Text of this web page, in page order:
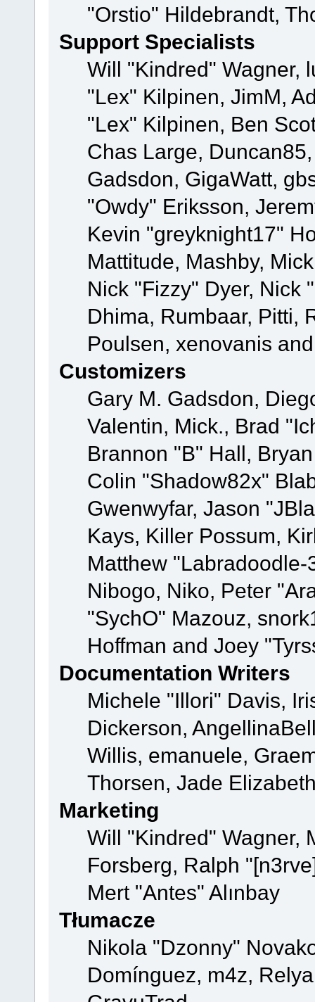
"Orstio" Hildebrandt,
Support Specialists
Will "Kindred" Wagner,
"Lex" Kilpinen, JimM,
"Lex" Kilpinen, Ben
Chas Large,
Gadsdon, GigaWatt,
"Owdy" Eriksson,
Kevin "greyknight17"
Mattitude, Mashby,
Nick "Fizzy" Dyer, Nick
Dhima, Rumbaar, Pitti,
Poulsen, xenovanis
Customizers
Gary M. Gadsdon,
Valentin, Mick., Brad
Brannon "B" Hall,
Colin "Shadow82x"
Gwenwyfar, Jason
Kays, Killer Possum,
Matthew
Nibogo, Niko, Peter
"SychO" Mazouz,
Hoffman and Joey
Documentation Writers
Michele "Illori" Davis,
Dickerson,
Willis, emanuele,
Thorsen, Jade
Marketing
Will "Kindred" Wagner,
Forsberg, Ralph
Mert "Antes" Alınbay
Tłumacze
Nikola "Dzonny"
Domínguez, m4z,